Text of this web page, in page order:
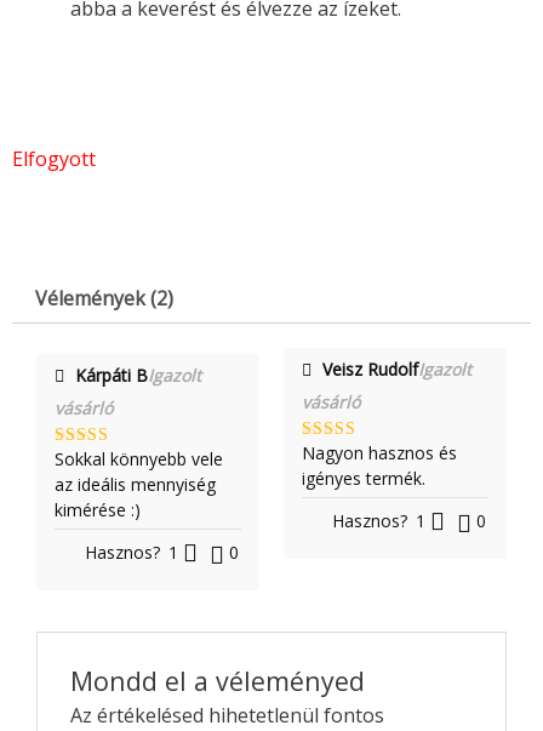
abba a keverést és élvezze az ízeket.
Elfogyott
Vélemények (2)
Kárpáti BIgazolt
vásárló
Értékelés:
/ 5
Sokkal könnyebb vele
az ideális mennyiség
kimérése :)
Hasznos? 1 0
Veisz RudolfIgazolt
vásárló
Értékelés:
5
/ 5
Nagyon hasznos és
igényes termék.
Hasznos? 1 0
Mondd el a véleményed
Az értékelésed hihetetlenül fontos